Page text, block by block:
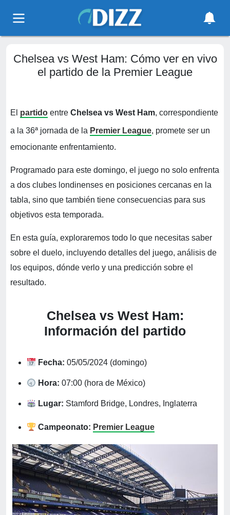
Chelsea vs West Ham: Cómo ver en vivo
el partido de la Premier League
El partido entre Chelsea vs West Ham, correspondiente
a la 36ª jornada de la Premier League, promete ser un
emocionante enfrentamiento.
Programado para este domingo, el juego no solo enfrenta
a dos clubes londinenses en posiciones cercanas en la
tabla, sino que también tiene consecuencias para sus
objetivos esta temporada.
En esta guía, exploraremos todo lo que necesitas saber
sobre el duelo, incluyendo detalles del juego, análisis de
los equipos, dónde verlo y una predicción sobre el
resultado.
Chelsea vs West Ham:
Información del partido
Fecha: 05/05/2024 (domingo)
Hora:07:00 (hora de México)
Lugar: Stamford Bridge, Londres, Inglaterra
Campeonato: Premier League